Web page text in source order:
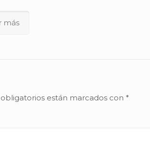
más
están marcados con *